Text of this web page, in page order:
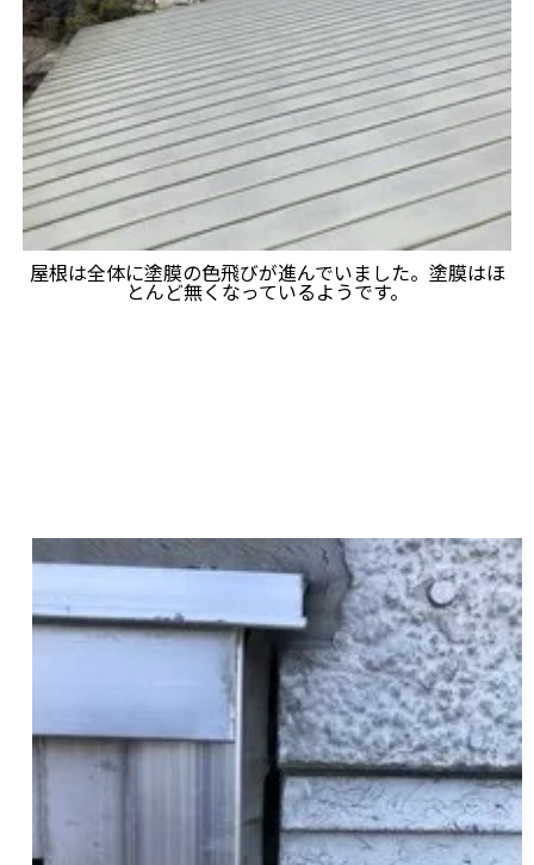
屋根は全体に塗膜の色飛びが進んでいました。塗膜はほ
とんど無くなっているようです。